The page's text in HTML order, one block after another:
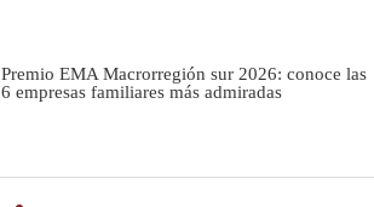
Premio EMA Macrorregión sur 2026: conoce las
6 empresas familiares más admiradas